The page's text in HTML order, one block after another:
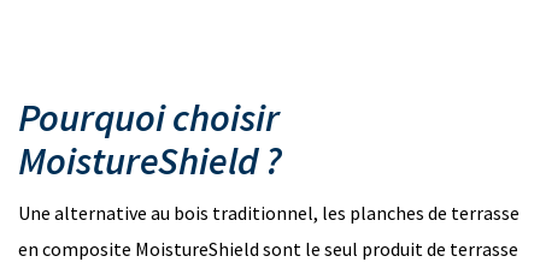
Pourquoi choisir
MoistureShield ?
Une alternative au bois traditionnel, les planches de terrasse
en composite MoistureShield sont le seul produit de terrasse